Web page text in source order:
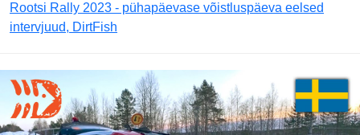
Rootsi Rally 2023 - pühapäevase võistluspäeva eelsed
intervjuud, DirtFish